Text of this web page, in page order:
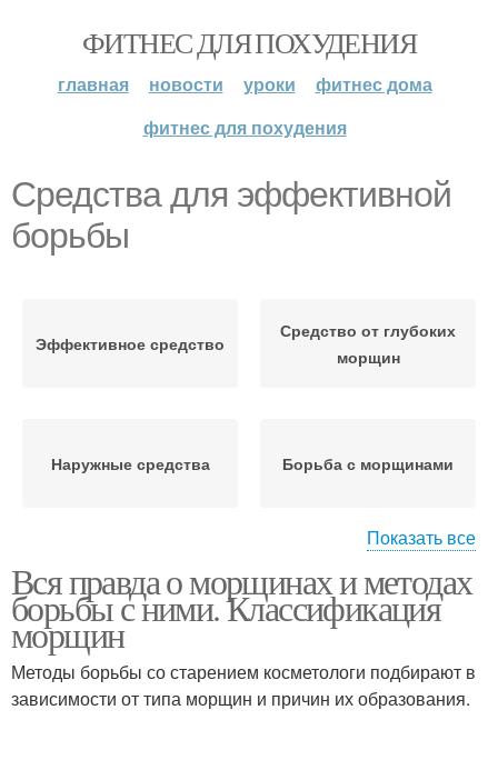
ФИТНЕС ДЛЯ ПОХУДЕНИЯ
главная новости уроки
фитнес дома
фитнес для похудения
Средства для эффективной
борьбы
Эффективное средство
Средство от глубоких
морщин
Наружные средства Борьба с морщинами
Народные средства Процедуры для борьбы
Показать все
Вся правда о морщинах и методах
борьбы с ними. Классификация
морщин
Методы борьбы со старением косметологи подбирают в
зависимости от типа морщин и причин их образования.